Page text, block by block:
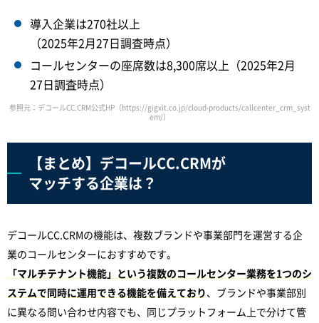
導入企業は270社以上
（2025年2月27日調査時点）
コールセンターの座席数は8,300席以上（2025年2月
27日調査時点）
参照元：デコールCC.CRM公式HP（https://gigxit.co.jp/cloud-products/callcenter_crm_syst
em/）
【まとめ】デコールCC.CRMが
マッチする企業は？
デコールCC.CRMの機能は、複数ブランドや事業部門を運営する企
業のコールセンターにおすすめです。
「マルチテナント機能」という複数のコールセンター業務を1つのシ
ステムで同時に運用できる機能を備えており、ブランドや事業部別
に異なる問い合わせ内容でも、同じプラットフォーム上で分けて管